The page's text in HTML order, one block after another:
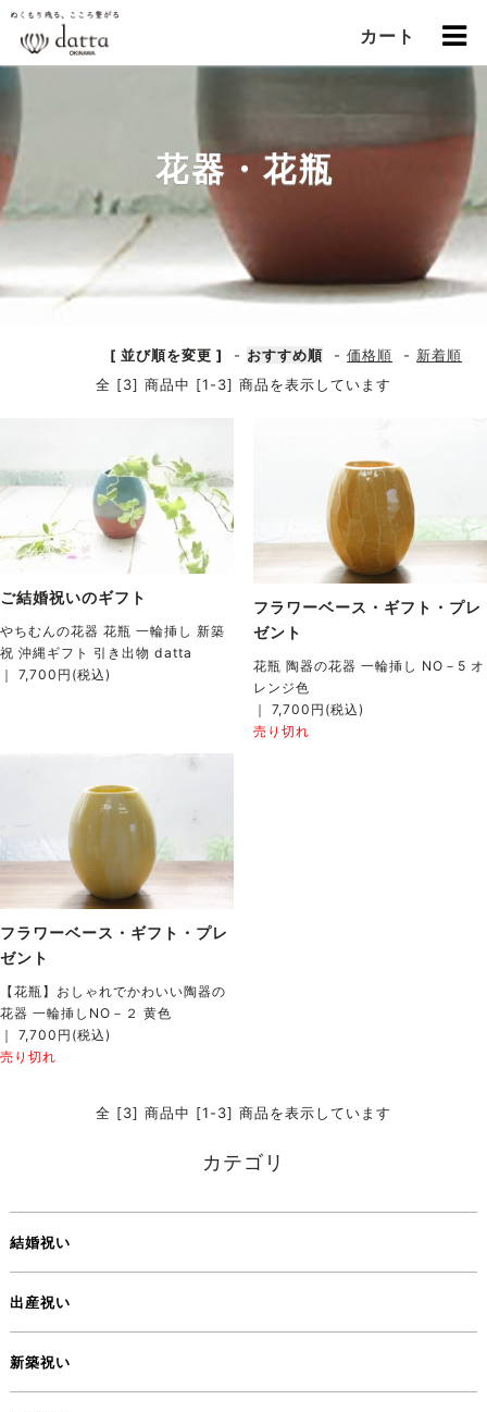
カート
花器・花瓶
[ 並び順を変更 ] - おすすめ順 -価格順 - 新着順
全 [3] 商品中 [1-3] 商品を表示しています
ご結婚祝いのギフト
やちむんの花器 花瓶 一輪挿し 新築
祝 沖縄ギフト 引き出物 datta
｜ 7,700円(税込)
フラワーベース・ギフト・プレ
ゼント
花瓶 陶器の花器 一輪挿し NO－5 オ
レンジ色
｜ 7,700円(税込)
売り切れ
フラワーベース・ギフト・プレ
ゼント
【花瓶】おしゃれでかわいい陶器の
花器 一輪挿しNO－２ 黄色
｜ 7,700円(税込)
売り切れ
全 [3] 商品中 [1-3] 商品を表示しています
カテゴリ
結婚祝い
出産祝い
新築祝い